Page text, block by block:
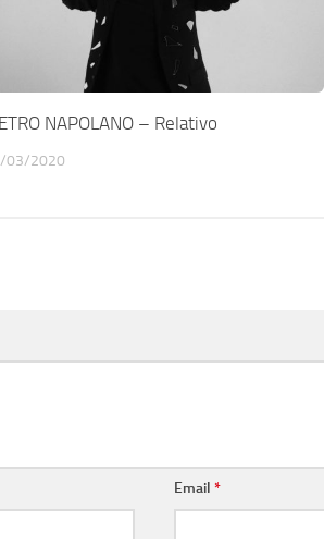
NAPOLANO – Relativo
03/2020
Email*